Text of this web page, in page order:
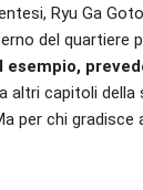
Ryu Ga
del quartiere
esempio,
altri capitoli
per chi